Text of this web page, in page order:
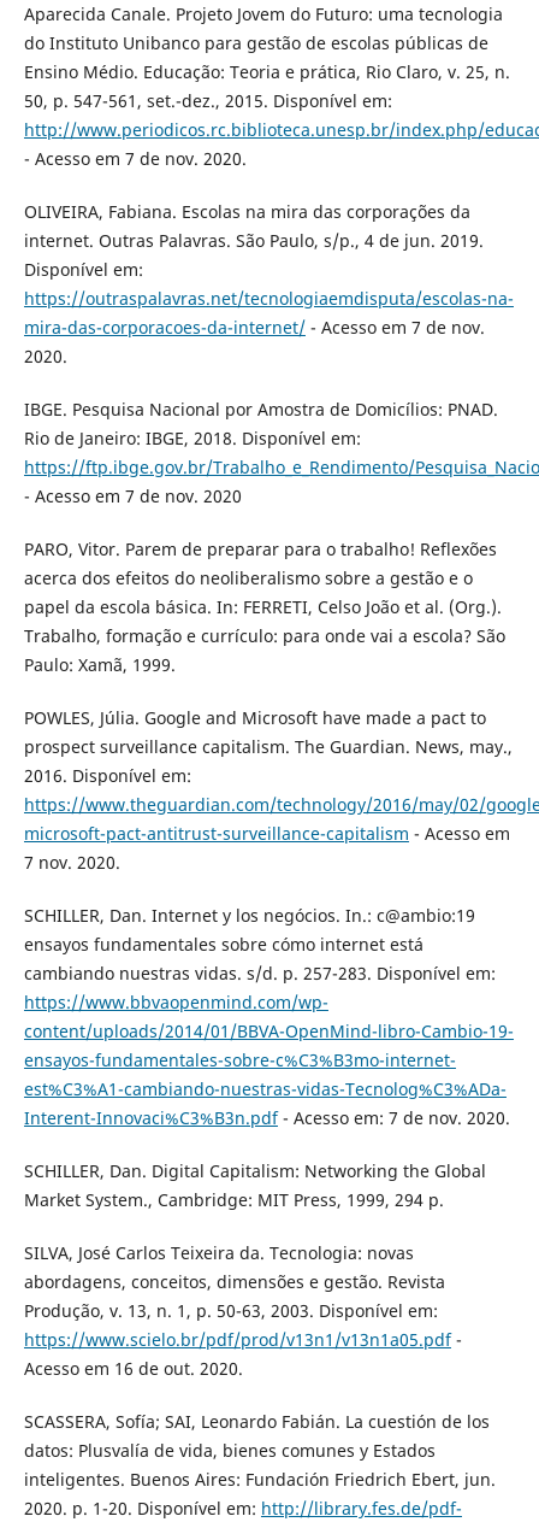
Aparecida Canale. Projeto Jovem do Futuro: uma tecnologia
do Instituto Unibanco para gestão de escolas públicas de
Ensino Médio. Educação: Teoria e prática, Rio Claro, v. 25, n.
50, p. 547-561, set.-dez., 2015. Disponível em:
http://www.periodicos.rc.biblioteca.unesp.br/index.php/
- Acesso em 7 de nov. 2020.
OLIVEIRA, Fabiana. Escolas na mira das corporações da
internet. Outras Palavras. São Paulo, s/p., 4 de jun. 2019.
Disponível em:
https://outraspalavras.net/tecnologiaemdisputa/escolas-na-
mira-das-corporacoes-da-internet/- Acesso em 7 de nov.
2020.
IBGE. Pesquisa Nacional por Amostra de Domicílios: PNAD.
Rio de Janeiro: IBGE, 2018. Disponível em:
https://ftp.ibge.gov.br/Trabalho_e_Rendimento/
- Acesso em 7 de nov. 2020
PARO, Vitor. Parem de preparar para o trabalho! Reflexões
acerca dos efeitos do neoliberalismo sobre a gestão e o
papel da escola básica. In: FERRETI, Celso João et al. (Org.).
Trabalho, formação e currículo: para onde vai a escola? São
Paulo: Xamã, 1999.
POWLES, Júlia. Google and Microsoft have made a pact to
prospect surveillance capitalism. The Guardian. News, may.,
2016. Disponível em:
https://www.theguardian.com/technology/2016/may/02/
microsoft-pact-antitrust-surveillance-capitalism - Acesso em
7 nov. 2020.
SCHILLER, Dan. Internet y los negócios. In.: c@ambio:19
ensayos fundamentales sobre cómo internet está
cambiando nuestras vidas. s/d. p. 257-283. Disponível em:
https://www.bbvaopenmind.com/wp-
content/uploads/2014/01/BBVA-OpenMind-libro-Cambio-19-
ensayos-fundamentales-sobre-c%C3%B3mo-internet-
est%C3%A1-cambiando-nuestras-vidas-Tecnolog%C3%ADa-
Interent-Innovaci%C3%B3n.pdf- Acesso em: 7 de nov. 2020.
SCHILLER, Dan. Digital Capitalism: Networking the Global
Market System., Cambridge: MIT Press, 1999, 294 p.
SILVA, José Carlos Teixeira da. Tecnologia: novas
abordagens, conceitos, dimensões e gestão. Revista
Produção, v. 13, n. 1, p. 50-63, 2003. Disponível em:
https://www.scielo.br/pdf/prod/v13n1/v13n1a05.pdf-
Acesso em 16 de out. 2020.
SCASSERA, Sofía; SAI, Leonardo Fabián. La cuestión de los
datos: Plusvalía de vida, bienes comunes y Estados
inteligentes. Buenos Aires: Fundación Friedrich Ebert, jun.
2020. p. 1-20. Disponível em: http://library.fes.de/pdf-